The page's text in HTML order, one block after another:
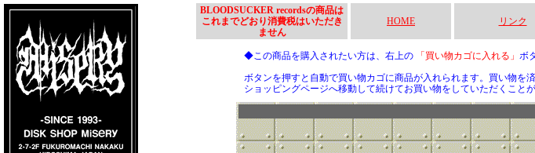
BLOODSUCKER recordsの商品は
これまでどおり消費税はいただき
ません
HOME リンク
◆この商品を購入されたい方は、右上の 「買い物カゴに入れる」 ボ
ボタンを押すと自動で買い物カゴに商品が入れられます。買い物を
ショッピングページへ移動して続けてお買い物をしていただくことが